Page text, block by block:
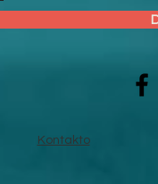
Kontakto